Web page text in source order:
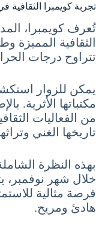
تجربة كويمبرا الثقافية
تُعرف كويمبرا،
الثقافية المميزة
تتراوح درجات الحرارة بين 9 إلى
يمكن للزوار
مكتباتها الأثرية.
من الفعاليات
تاريخها الغني
بهذه النظرة
خلال شهر نوفمبر،
فرصة مثالية
هادئ ومريح.